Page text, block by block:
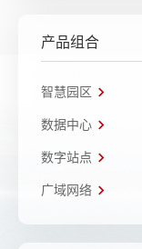
产品组合
智慧园区
数据中心
数字站点
广域网络